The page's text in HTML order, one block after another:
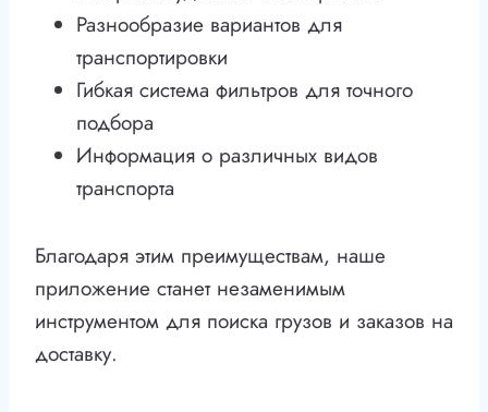
Разнообразие вариантов для
транспортировки
Гибкая система фильтров для точного
подбора
Информация о различных видов
транспорта
Благодаря этим преимуществам, наше
приложение станет незаменимым
инструментом для поиска грузов и заказов на
доставку.